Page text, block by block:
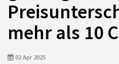
mehr als 10
02 Apr 2025